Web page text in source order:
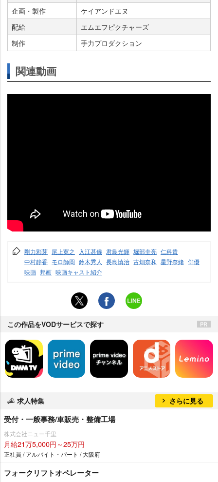
企画・製作
ケイアンドエヌ
配給
エムエフピクチャーズ
制作
手力プロダクション
関連動画
剛力彩芽 尾上寛之 入江甚儀 君島光輝 堀部圭亮 仁科貴
中村静香 モロ師岡 鈴木秀人 長島慎治 古畑奈和 星野奈緒 俳優
映画 邦画 映画キャスト紹介
この作品をVODサービスで探す
求人特集 さらに見る
受付・一般事務/車販売・整備工場
株式会社ニュー千里
月給21万5,000円～25万円
正社員 / アルバイト・パート / 大阪府
フォークリフトオペレーター